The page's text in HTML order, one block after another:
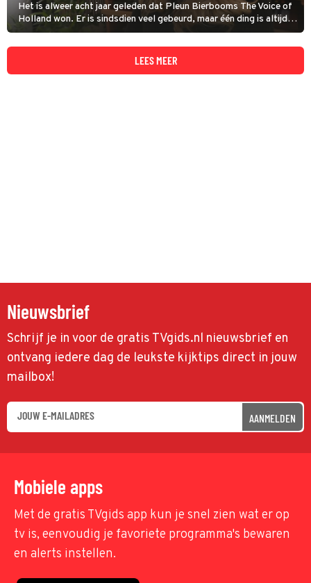
Het is alweer acht jaar geleden dat Pleun Bierbooms The Voice of
Holland won. Er is sindsdien veel gebeurd, maar één ding is altijd
gebleven: haar liefde voor zingen.
LEES MEER
Nieuwsbrief
Schrijf je in voor de gratis TVgids.nl nieuwsbrief en
ontvang iedere dag de leukste kijktips direct in jouw
mailbox!
AANMELDEN
Mobiele apps
Met de gratis TVgids app kun je snel zien wat er op
tv is, eenvoudig je favoriete programma's bewaren
en alerts instellen.